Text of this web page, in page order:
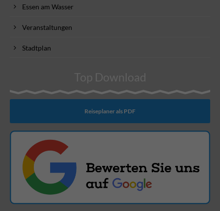
Essen am Wasser
Veranstaltungen
Stadtplan
Top Download
Reiseplaner als PDF